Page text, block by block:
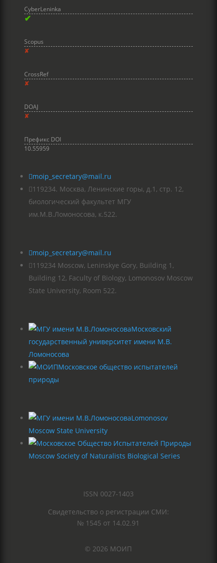
CyberLeninka
✔
Scopus
✘
CrossRef
✘
DOAJ
✘
Префикс DOI
10.55959
moip_secretary@mail.ru
119234. Москва, Ленинские горы, д.1, стр. 12,
биологический факультет МГУ
им.М.В.Ломоносова, к.522.
moip_secretary@mail.ru
119234 Moscow, Leninskye Gory, Building 1,
Building 12, Faculty of Biology, Lomonosov Moscow
State University, Room 522.
Московский
государственный университет имени М.В.
Ломоносова
Московское общество испытателей
природы
Lomonosov
Moscow State University
Moscow Society of Naturalists Biological Series
ISSN 0027-1403
Свидетельство о регистрации СМИ:
№ 1545 от 14.02.91
© 2026 МОИП